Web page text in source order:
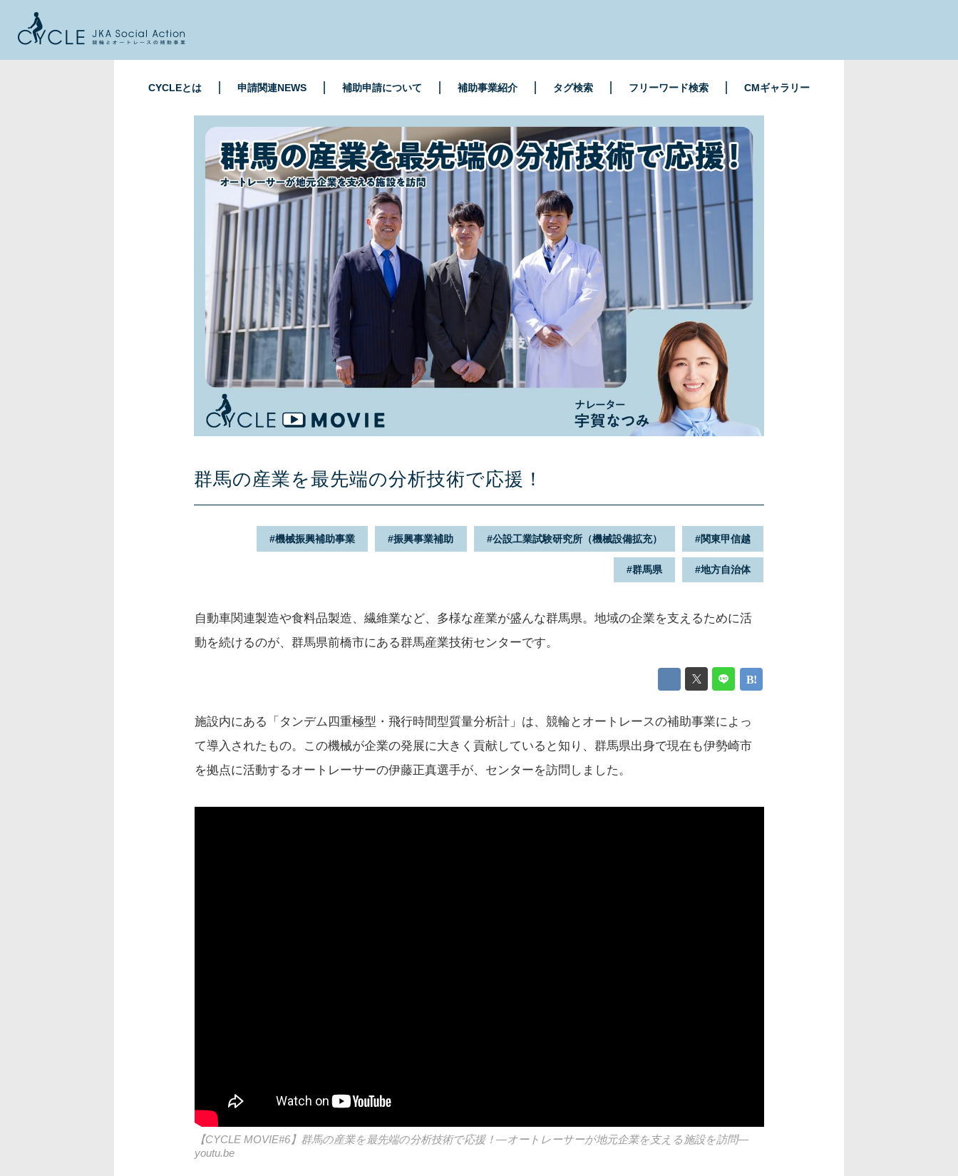
CYCLEとは 申請関連NEWS 補助申請について 補助事業紹介 タグ検索 フリーワード検索 CMギャラリー
群馬の産業を最先端の分析技術で応援！
機械振興補助事業 振興事業補助 公設工業試験研究所（機械設備拡充） 関東甲信越
群馬県 地方自治体
自動車関連製造や食料品製造、繊維業など、多様な産業が盛んな群馬県。地域の企業を支えるために活
動を続けるのが、群馬県前橋市にある群馬産業技術センターです。
施設内にある「タンデム四重極型・飛行時間型質量分析計」は、競輪とオートレースの補助事業によっ
て導入されたもの。この機械が企業の発展に大きく貢献していると知り、群馬県出身で現在も伊勢崎市
を拠点に活動するオートレーサーの伊藤正真選手が、センターを訪問しました。
【CYCLE MOVIE#6】群馬の産業を最先端の分析技術で応援！―オートレーサーが地元企業を支える施設を訪問―
youtu.be